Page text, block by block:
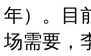
年）。目
场需要，